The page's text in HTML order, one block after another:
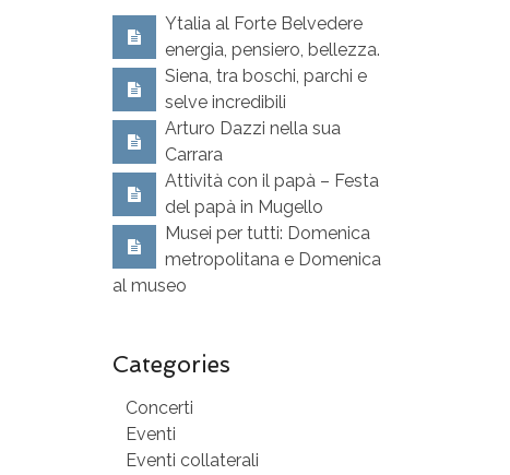
Ytalia al Forte Belvedere
energia, pensiero, bellezza.
Siena, tra boschi, parchi e
selve incredibili
Arturo Dazzi nella sua
Carrara
Attività con il papà – Festa
del papà in Mugello
Musei per tutti: Domenica
metropolitana e Domenica
al museo
Categories
Concerti
Eventi
Eventi collaterali